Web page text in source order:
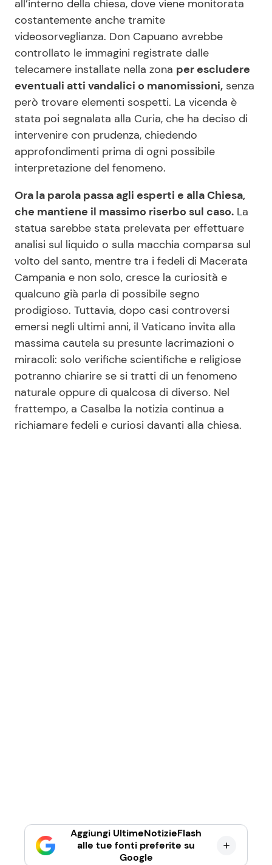
all’interno della chiesa, dove viene monitorata
costantemente anche tramite
videosorveglianza. Don Capuano avrebbe
controllato le immagini registrate dalle
telecamere installate nella zona per escludere
eventuali atti vandalici o manomissioni, senza
però trovare elementi sospetti. La vicenda è
stata poi segnalata alla Curia, che ha deciso di
intervenire con prudenza, chiedendo
approfondimenti prima di ogni possibile
interpretazione del fenomeno.
Ora la parola passa agli esperti e alla Chiesa,
che mantiene il massimo riserbo sul caso. La
statua sarebbe stata prelevata per effettuare
analisi sul liquido o sulla macchia comparsa sul
volto del santo, mentre tra i fedeli di Macerata
Campania e non solo, cresce la curiosità e
qualcuno già parla di possibile segno
prodigioso. Tuttavia, dopo casi controversi
emersi negli ultimi anni, il Vaticano invita alla
massima cautela su presunte lacrimazioni o
miracoli: solo verifiche scientifiche e religiose
potranno chiarire se si tratti di un fenomeno
naturale oppure di qualcosa di diverso. Nel
frattempo, a Casalba la notizia continua a
richiamare fedeli e curiosi davanti alla chiesa.
Aggiungi UltimeNotizieFlash
alle tue fonti preferite su
Google